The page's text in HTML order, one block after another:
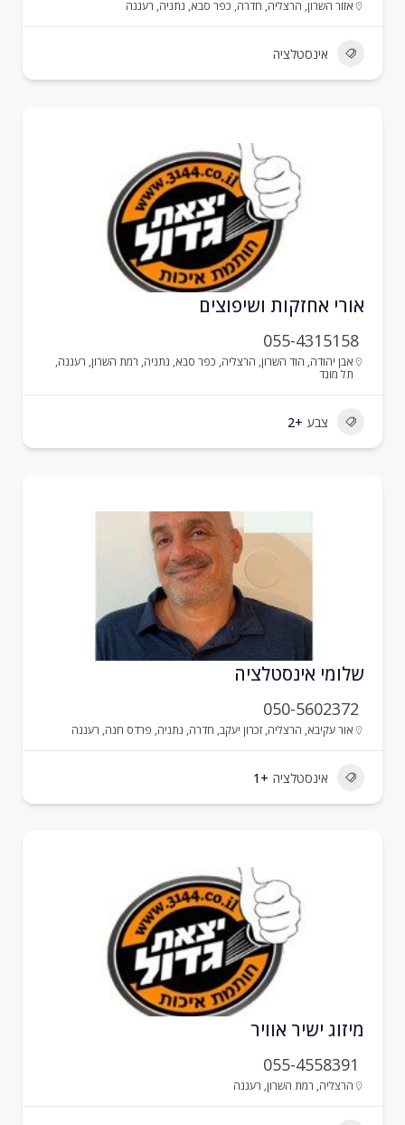
אזור השרון,הרצליה,חדרה,כפר סבא ,נתניה,רעננה
אינסטלציה
אחזקות ושיפוצים
055-4315158
אבן יהודה,הוד השרון ,הרצליה,כפר סבא ,נתניה,רמת השרון,רעננה,
צבע +2
אינסטלציה
050-5602372
אור עקיבא,הרצליה,זכרון יעקב ,חדרה,נתניה,פרדס חנה,רעננה
אינסטלציה +1
ישיר אוויר
055-4558391
,רמת השרון,רעננה